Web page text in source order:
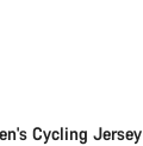
Cycling Jersey